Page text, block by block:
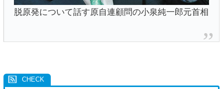
脱原発について話す原自連顧問の小泉純一郎元首相